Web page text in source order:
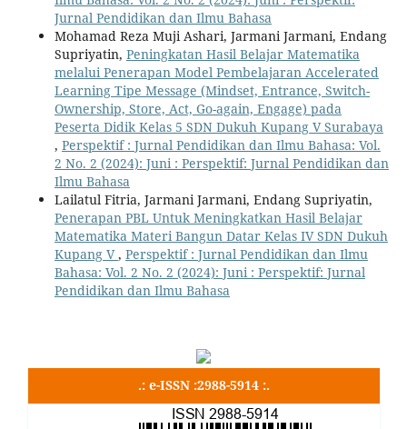
Jurnal Pendidikan dan Ilmu Bahasa
Mohamad Reza Muji Ashari, Jarmani Jarmani, Endang
Supriyatin, Peningkatan Hasil Belajar Matematika
melalui Penerapan Model Pembelajaran Accelerated
Learning Tipe Message (Mindset, Entrance, Switch-
Ownership, Store, Act, Go-again, Engage) pada
Peserta Didik Kelas 5 SDN Dukuh Kupang V Surabaya
, Perspektif : Jurnal Pendidikan dan Ilmu Bahasa: Vol.
2 No. 2 (2024): Juni : Perspektif: Jurnal Pendidikan dan
Ilmu Bahasa
Lailatul Fitria, Jarmani Jarmani, Endang Supriyatin,
Penerapan PBL Untuk Meningkatkan Hasil Belajar
Matematika Materi Bangun Datar Kelas IV SDN Dukuh
Kupang V, Perspektif : Jurnal Pendidikan dan Ilmu
Bahasa: Vol. 2 No. 2 (2024): Juni : Perspektif: Jurnal
Pendidikan dan Ilmu Bahasa
.: e-ISSN :2988-5914 :.